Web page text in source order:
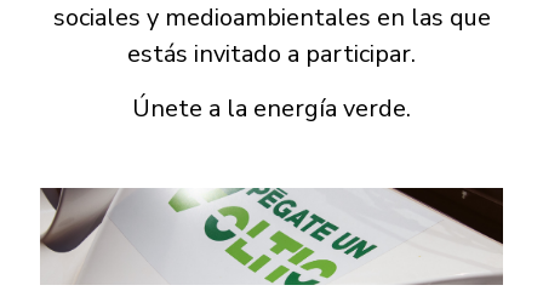
sociales y medioambientales en las que
estás invitado a participar.
Únete a la energía verde.